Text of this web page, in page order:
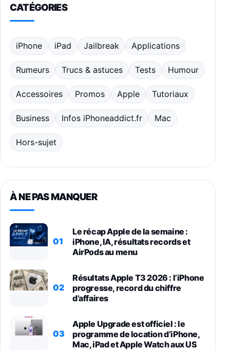
CATÉGORIES
iPhone iPad Jailbreak Applications
Rumeurs Trucs & astuces Tests Humour
Accessoires Promos Apple Tutoriaux
Business Infos iPhoneaddict.fr Mac
Hors-sujet
À NE PAS MANQUER
01
Le récap Apple de la semaine :
iPhone, IA, résultats records et
AirPods au menu
02
Résultats Apple T3 2026 : l’iPhone
progresse, record du chiffre
d’affaires
03
Apple Upgrade est officiel : le
programme de location d’iPhone,
Mac, iPad et Apple Watch aux US